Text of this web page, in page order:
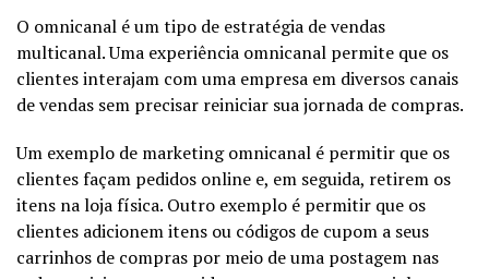
O omnicanal é um tipo de estratégia de vendas
multicanal. Uma experiência omnicanal permite que os
clientes interajam com uma empresa em diversos canais
de vendas sem precisar reiniciar sua jornada de compras.
Um exemplo de marketing omnicanal é permitir que os
clientes façam pedidos online e, em seguida, retirem os
itens na loja física. Outro exemplo é permitir que os
clientes adicionem itens ou códigos de cupom a seus
carrinhos de compras por meio de uma postagem nas